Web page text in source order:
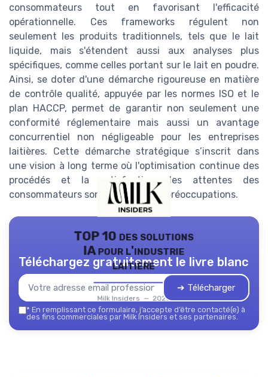
consommateurs tout en favorisant l'efficacité
opérationnelle. Ces frameworks régulent non
seulement les produits traditionnels, tels que le lait
liquide, mais s'étendent aussi aux analyses plus
spécifiques, comme celles portant sur le lait en poudre.
Ainsi, se doter d'une démarche rigoureuse en matière
de contrôle qualité, appuyée par les normes ISO et le
plan HACCP, permet de garantir non seulement une
conformité réglementaire mais aussi un avantage
concurrentiel non négligeable pour les entreprises
laitières. Cette démarche stratégique s’inscrit dans
une vision à long terme où l'optimisation continue des
procédés et la satisfaction des attentes des
consommateurs sont au cœur des préoccupations.
TOP 10 des solutions
IA pour l'industrie
laitière
Milk Insiders — 2026
Téléchargez gratuitement le livre blanc
➔ Télécharger
* En remplissant ce formulaire, j’accepte d’être contacté(e) à
des fins commerciales par Milk Insiders et ses partenaires.